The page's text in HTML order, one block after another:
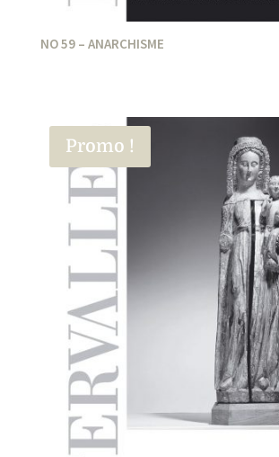
NO 59 – ANARCHISME
Promo !